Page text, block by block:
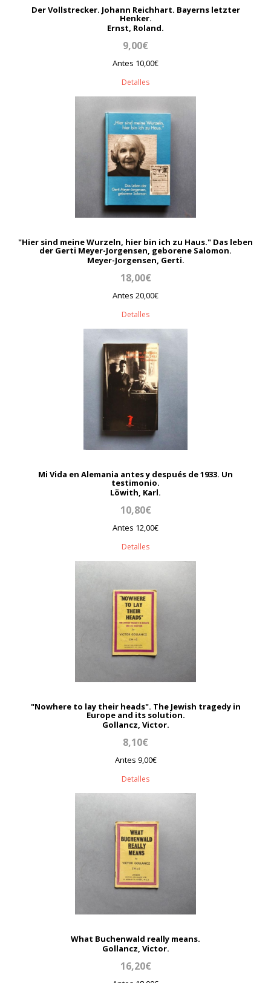
Der Vollstrecker. Johann Reichhart. Bayerns letzter
Henker.
Ernst, Roland.
9,00€
Antes 10,00€
Detalles
"Hier sind meine Wurzeln, hier bin ich zu Haus." Das leben
der Gerti Meyer-Jorgensen, geborene Salomon.
Meyer-Jorgensen, Gerti.
18,00€
Antes 20,00€
Detalles
Mi Vida en Alemania antes y después de 1933. Un
testimonio.
Löwith, Karl.
10,80€
Antes 12,00€
Detalles
"Nowhere to lay their heads". The Jewish tragedy in
Europe and its solution.
Gollancz, Victor.
8,10€
Antes 9,00€
Detalles
What Buchenwald really means.
Gollancz, Victor.
16,20€